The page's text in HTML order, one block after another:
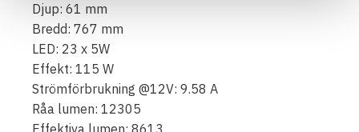
Djup: 61 mm
Bredd: 767 mm
LED: 23 x 5W
Effekt: 115 W
Strömförbrukning @12V: 9.58 A
Råa lumen: 12305
Effektiva lumen: 8613